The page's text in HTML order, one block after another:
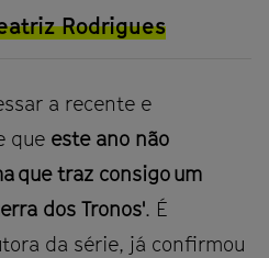
Rodrigues
a recente e
que este ano não
que traz consigo um
dos Tronos'. É
da série, já confirmou